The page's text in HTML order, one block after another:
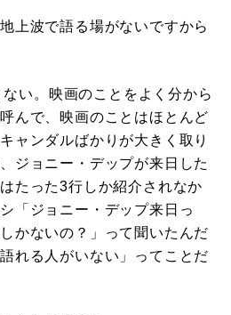
波で語る場がないですから
い。映画のことをよく分から
んで、映画のことはほとんど
ャンダルばかりが大きく取り
ジョニー・デップが来日した
たった3行しか紹介されなか
「ジョニー・デップ来日っ
かないの？」って聞いたんだ
れる人がいない」ってことだ